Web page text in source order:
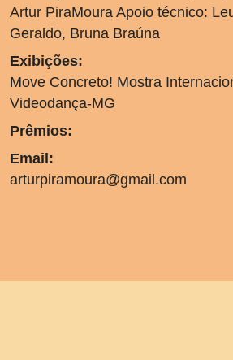
Artur PiraMoura Apoio técnico:
Geraldo, Bruna Braúna
Exibições:
Move Concreto! Mostra
Videodança-MG
Prêmios:
Email:
arturpiramoura@gmail.com